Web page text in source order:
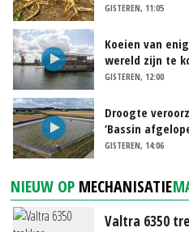
GISTEREN, 11:05
Koeien van
wereld zijn te
GISTEREN, 12:00
Droogte
‘Bassin
GISTEREN, 14:06
NIEUW OP MECHANISATIE
Valtra 6350